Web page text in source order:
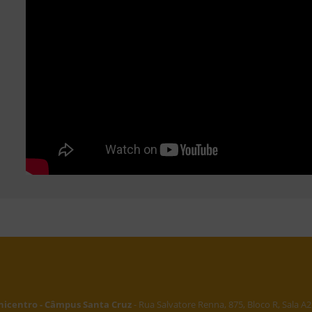
- Câmpus Santa Cruz- Rua Salvatore Renna, 875, Bloco R, Sala A2